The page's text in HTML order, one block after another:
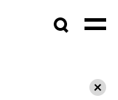
초기